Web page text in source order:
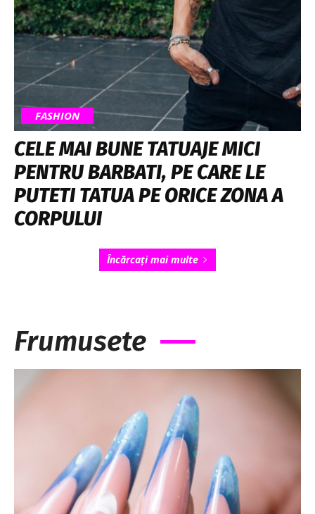
FASHION
CELE MAI BUNE TATUAJE MICI
PENTRU BARBATI, PE CARE LE
PUTETI TATUA PE ORICE ZONA A
CORPULUI
Încărcați mai multe
Frumusete